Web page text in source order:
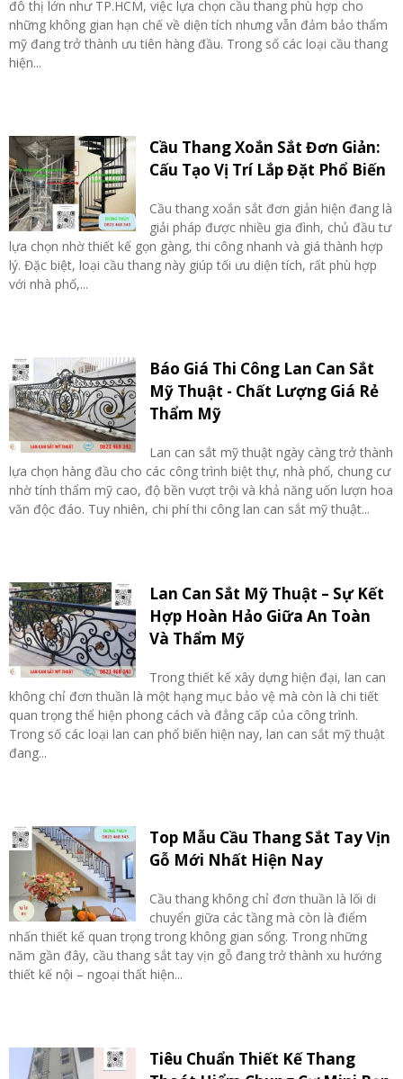
đô thị lớn như TP.HCM, việc lựa chọn cầu thang phù hợp cho
những không gian hạn chế về diện tích nhưng vẫn đảm bảo thẩm
mỹ đang trở thành ưu tiên hàng đầu. Trong số các loại cầu thang
hiện...
Cầu Thang Xoắn Sắt Đơn Giản:
Cấu Tạo Vị Trí Lắp Đặt Phổ Biến
Cầu thang xoắn sắt đơn giản hiện đang là
giải pháp được nhiều gia đình, chủ đầu tư
lựa chọn nhờ thiết kế gọn gàng, thi công nhanh và giá thành hợp
lý. Đặc biệt, loại cầu thang này giúp tối ưu diện tích, rất phù hợp
với nhà phố,...
Báo Giá Thi Công Lan Can Sắt
Mỹ Thuật - Chất Lượng Giá Rẻ
Thẩm Mỹ
Lan can sắt mỹ thuật ngày càng trở thành
lựa chọn hàng đầu cho các công trình biệt thự, nhà phố, chung cư
nhờ tính thẩm mỹ cao, độ bền vượt trội và khả năng uốn lượn hoa
văn độc đáo. Tuy nhiên, chi phí thi công lan can sắt mỹ thuật...
Lan Can Sắt Mỹ Thuật – Sự Kết
Hợp Hoàn Hảo Giữa An Toàn
Và Thẩm Mỹ
Trong thiết kế xây dựng hiện đại, lan can
không chỉ đơn thuần là một hạng mục bảo vệ mà còn là chi tiết
quan trọng thể hiện phong cách và đẳng cấp của công trình.
Trong số các loại lan can phổ biến hiện nay, lan can sắt mỹ thuật
đang...
Top Mẫu Cầu Thang Sắt Tay Vịn
Gỗ Mới Nhất Hiện Nay
Cầu thang không chỉ đơn thuần là lối di
chuyển giữa các tầng mà còn là điểm
nhấn thiết kế quan trọng trong không gian sống. Trong những
năm gần đây, cầu thang sắt tay vịn gỗ đang trở thành xu hướng
thiết kế nội – ngoại thất hiện...
Tiêu Chuẩn Thiết Kế Thang